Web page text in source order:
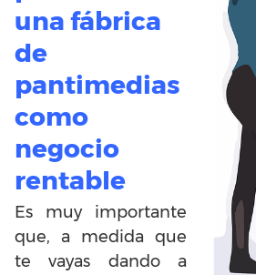
una fábrica
de
pantimedias
como
negocio
rentable
Es muy importante
que, a medida que
te vayas dando a